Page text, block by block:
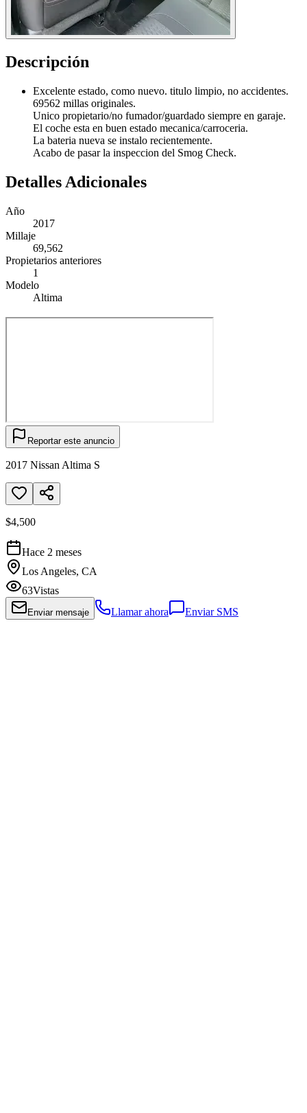
Descripción
Excelente estado, como nuevo. titulo limpio, no accidentes.
69562 millas originales.
Unico propietario/no fumador/guardado siempre en garaje.
El coche esta en buen estado mecanica/carroceria.
La bateria nueva se instalo recientemente.
Acabo de pasar la inspeccion del Smog Check.
Detalles Adicionales
Año
2017
Millaje
69,562
Propietarios anteriores
1
Modelo
Altima
Reportar este anuncio
2017 Nissan Altima S
$4,500
Hace 2 meses
Los Angeles, CA
63Vistas
Enviar mensaje Llamar ahora Enviar SMS